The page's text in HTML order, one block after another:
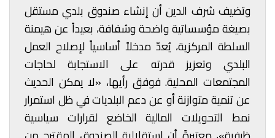
وتضيف شرف الدين أن إنشاء صندوق بلدي مستقل
بصيغة مؤسساتية واضحة وشفافة، بعيداً عن هيمنة
السلطة المركزية، يُعدّ مدخلاً أساسياً لإصلاح العمل
البلدي وتعزيز قدرته على الاستجابة لحاجات
المجتمعات المحلية. فوفق رأيها، «لا يمكن الحديث
عن تنمية متوازنة أو عن دعم البلديات في ظل استمرار
نمط التحويلات المالية الخاضع لقرارات سياسية